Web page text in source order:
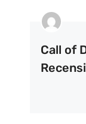
Call of